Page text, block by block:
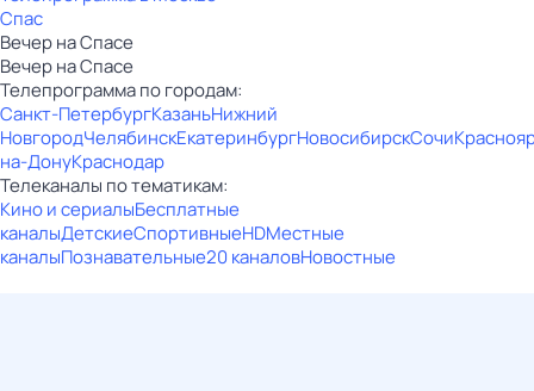
Спас
Вечер на Спасе
Вечер на Спасе
Телепрограмма по городам:
Санкт-ПетербургКазаньНижний
НовгородЧелябинскЕкатеринбургНовосибирскСочи
на-ДонуКраснодар
Телеканалы по тематикам:
Кино и сериалыБесплатные
каналыДетскиеСпортивныеHDМестные
каналыПознавательные20 каналовНовостные